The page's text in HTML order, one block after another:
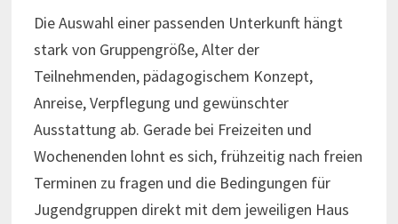
Die Auswahl einer passenden Unterkunft hängt
stark von Gruppengröße, Alter der
Teilnehmenden, pädagogischem Konzept,
Anreise, Verpflegung und gewünschter
Ausstattung ab. Gerade bei Freizeiten und
Wochenenden lohnt es sich, frühzeitig nach freien
Terminen zu fragen und die Bedingungen für
Jugendgruppen direkt mit dem jeweiligen Haus